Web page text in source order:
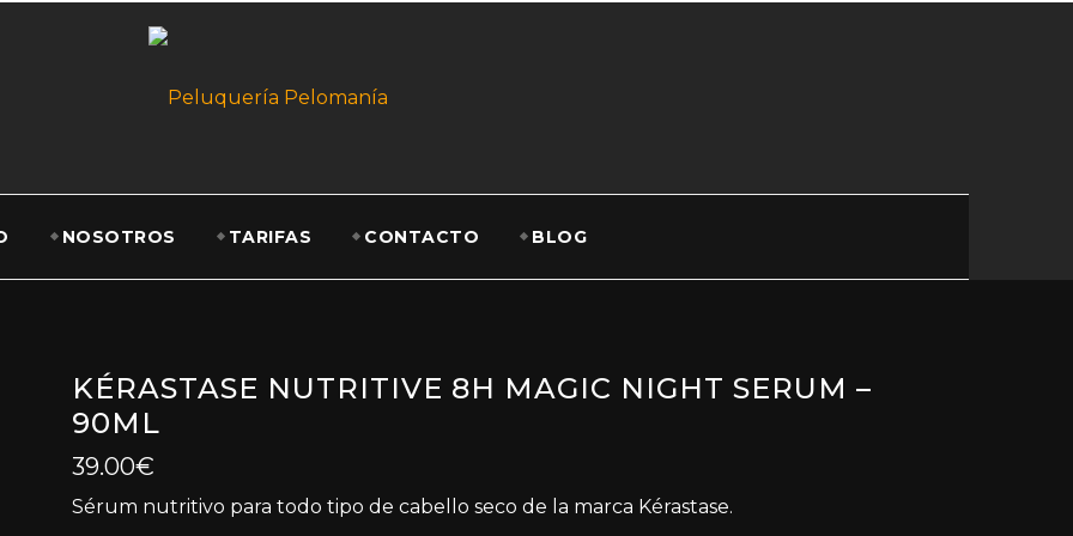
NOSOTROS TARIFAS CONTACTO BLOG
KÉRASTASE NUTRITIVE 8H MAGIC NIGHT SERUM –
90ML
39.00€
Sérum nutritivo para todo tipo de cabello seco de la marca Kérastase.